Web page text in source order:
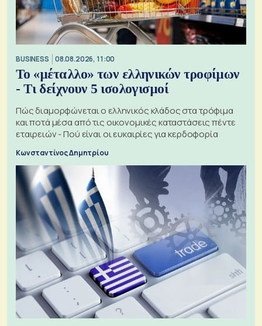
BUSINESS 08.08.2026, 11:00
Το «μέταλλο» των ελληνικών τροφίμων
- Τι δείχνουν 5 ισολογισμοί
Πώς διαμορφώνεται ο ελληνικός κλάδος στα τρόφιμα
και ποτά μέσα από τις οικονομικές καταστάσεις πέντε
εταιρειών - Πού είναι οι ευκαιρίες για κερδοφορία
Κωνσταντίνος Δημητρίου